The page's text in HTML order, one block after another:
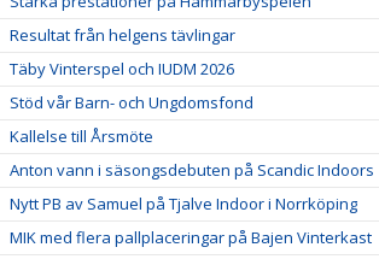
Resultat från helgens tävlingar
Täby Vinterspel och IUDM 2026
Stöd vår Barn- och Ungdomsfond
Kallelse till Årsmöte
Anton vann i säsongsdebuten på Scandic Indoors
Nytt PB av Samuel på Tjalve Indoor i Norrköping
MIK med flera pallplaceringar på Bajen Vinterkast